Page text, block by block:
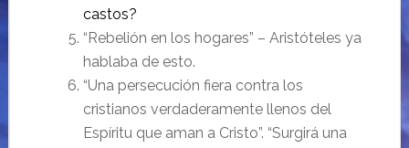
castos?
“Rebelión en los hogares” – Aristóteles ya
hablaba de esto.
“Una persecución fiera contra los
cristianos verdaderamente llenos del
Espíritu que aman a Cristo”. “Surgirá una